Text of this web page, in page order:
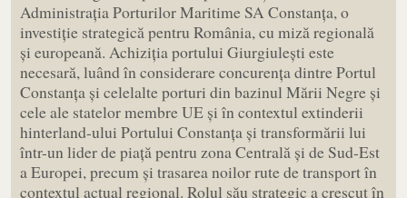
Administrația Porturilor Maritime SA Constanța, o
investiție strategică pentru România, cu miză regională
și europeană. Achiziția portului Giurgiulești este
necesară, luând în considerare concurența dintre Portul
Constanța și celelalte porturi din bazinul Mării Negre și
cele ale statelor membre UE și în contextul extinderii
hinterland-ului Portului Constanța și transformării lui
într-un lider de piață pentru zona Centrală și de Sud-Est
a Europei, precum și trasarea noilor rute de transport în
contextul actual regional. Rolul său strategic a crescut în